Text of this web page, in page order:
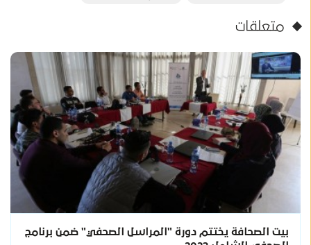
متعلقات
بيت الصحافة يختتم دورة "المراسل الصحفي" ضمن برنامج